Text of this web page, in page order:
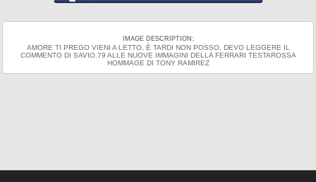
IMAGE DESCRIPTION:
AMORE TI PREGO VIENI A LETTO, È TARDI NON POSSO, DEVO LEGGERE IL
COMMENTO DI SAVIO.79 ALLE NUOVE IMMAGINI DELLA FERRARI TESTAROSSA
HOMMAGE DI TONY RAMIREZ